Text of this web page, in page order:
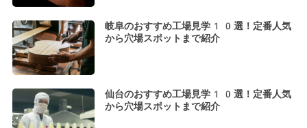
岐阜のおすすめ工場見学10選！定番人気
から穴場スポットまで紹介
仙台のおすすめ工場見学10選！定番人気
から穴場スポットまで紹介